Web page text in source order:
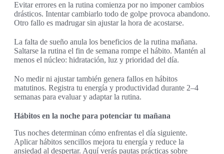
Evitar errores en la rutina comienza por no imponer cambios
drásticos. Intentar cambiarlo todo de golpe provoca abandono.
Otro fallo es madrugar sin ajustar la hora de acostarse.
La falta de sueño anula los beneficios de la rutina mañana.
Saltarse la rutina el fin de semana rompe el hábito. Mantén al
menos el núcleo: hidratación, luz y prioridad del día.
No medir ni ajustar también genera fallos en hábitos
matutinos. Registra tu energía y productividad durante 2–4
semanas para evaluar y adaptar la rutina.
Hábitos en la noche para potenciar tu mañana
Tus noches determinan cómo enfrentas el día siguiente.
Aplicar hábitos sencillos mejora tu energía y reduce la
ansiedad al despertar. Aquí verás pautas prácticas sobre